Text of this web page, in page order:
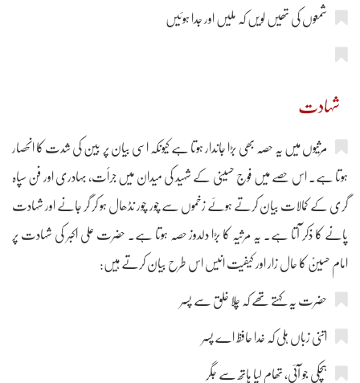
شمعوں کی تھیں لویں کہ ملیں اور جدا ہوئیں
شہادت
مرثیوں میں یہ حصہ بھی بڑا جاندار ہوتا ہے کیونکہ اسی بیان پر بین کی شدت کا انحصار
ہوتا ہے۔ اس حصے میں فوج حسینی کے شہید کی میدان میں جرأت، بہادری اور فن سپاہ
گری کے کمالات بیان کرتے ہوئے زخموں سے چور چور نڈھال ہو کر گر جانے اور شہادت
پانے کا ذکر آتا ہے۔ یہ مرثیہ کا بڑا دلدوز حصہ ہوتا ہے۔ حضرت علی اکبر کی شہادت پر
امام حسینؑ کا حال زار اور کیفیت انیس اس طرح بیان کرتے ہیں:
حضرت یہ کہتے تھے کہ چلا خلق سے پسر
اتنی زباں ہلی کہ خدا حافظ اے پسر
ہچکی جو آئی، تھام لیا ہاتھ سے جگر